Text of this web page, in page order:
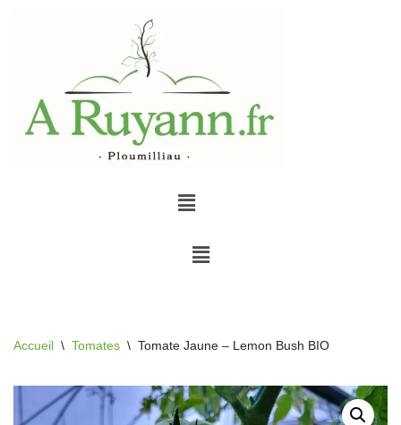
Accueil \ Tomates \ Tomate Jaune – Lemon Bush BIO